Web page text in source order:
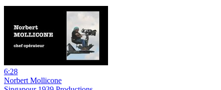
6:28
Norbert Mollicone